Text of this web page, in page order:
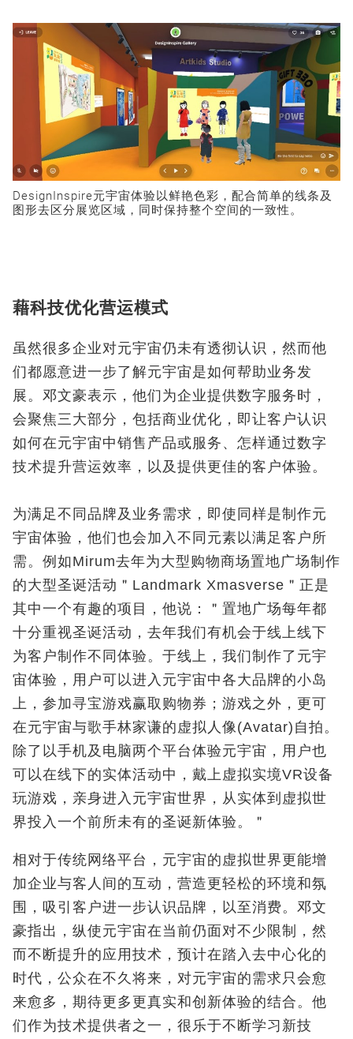
DesignInspire元宇宙体验以鲜艳色彩，配合简单的线条及
图形去区分展览区域，同时保持整个空间的一致性。
藉科技优化营运模式
虽然很多企业对元宇宙仍未有透彻认识，然而他
们都愿意进一步了解元宇宙是如何帮助业务发
展。 邓文豪表示，他们为企业提供数字服务时，
会聚焦三大部分，包括商业优化，即让客户认识
如何在元宇宙中销售产品或服务、怎样通过数字
技术提升营运效率，以及提供更佳的客户体验。
为满足不同品牌及业务需求，即使同样是制作元
宇宙体验，他们也会加入不同元素以满足客户所
需。例如Mirum去年为大型购物商场置地广场制作
的大型圣诞活动＂ Landmark Xmasverse ＂正是
其中一个有趣的项目，他说：＂置地广场每年都
十分重视圣诞活动，去年我们有机会于线上线下
为客户制作不同体验。于线上，我们制作了元宇
宙体验，用户可以进入元宇宙中各大品牌的小岛
上，参加寻宝游戏赢取购物券；游戏之外，更可
在元宇宙与歌手林家谦的虚拟人像(Avatar) 自拍。
除了以手机及电脑两个平台体验元宇宙，用户也
可以在线下的实体活动中，戴上虚拟实境VR设备
玩游戏，亲身进入元宇宙世界，从实体到虚拟世
界投入一个前所未有的圣诞新体验。＂
相对于传统网络平台，元宇宙的虚拟世界更能增
加企业与客人间的互动，营造更轻松的环境和氛
围，吸引客户进一步认识品牌，以至消费。 邓文
豪指出，纵使元宇宙在当前仍面对不少限制，然
而不断提升的应用技术，预计在踏入去中心化的
时代，公众在不久将来，对元宇宙的需求只会愈
来愈多，期待更多更真实和创新体验的结合。他
们作为技术提供者之一，很乐于不断学习新技